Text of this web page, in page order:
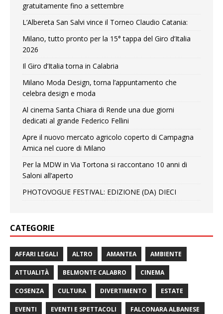
gratuitamente fino a settembre
L’Albereta San Salvi vince il Torneo Claudio Catania:
Milano, tutto pronto per la 15° tappa del Giro d’Italia
2026
Il Giro d’Italia torna in Calabria
Milano Moda Design, torna l’appuntamento che
celebra design e moda
Al cinema Santa Chiara di Rende una due giorni
dedicati al grande Federico Fellini
Apre il nuovo mercato agricolo coperto di Campagna
Amica nel cuore di Milano
Per la MDW in Via Tortona si raccontano 10 anni di
Saloni all’aperto
PHOTOVOGUE FESTIVAL: EDIZIONE (DA) DIECI
CATEGORIE
AFFARI LEGALI ALTRO AMANTEA AMBIENTE
ATTUALITÀ BELMONTE CALABRO CINEMA
COSENZA CULTURA DIVERTIMENTO ESTATE
EVENTI EVENTI E SPETTACOLI FALCONARA ALBANESE